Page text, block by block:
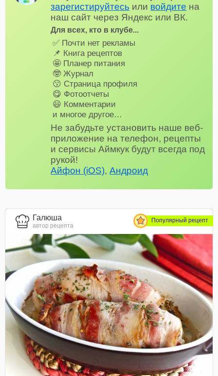
зарегистируйтесь или войдите на
наш сайт через Яндекс или ВК.
Для всех, кто в клубе...
✅ Почти нет рекламы
📌 Книга рецептов
🤩 Планер питания
🤓 Журнал
😗 Страница профиля
😋 Фотоотчеты
😃 Комментарии
и многое другое…
Не забудьте установить наше веб-
приложение на телефон, рецепты
и сервисы Аймкук будут всегда под
рукой!
Айфон (iOS),Андроид
Галюша
автор рецепта
Популярный рецепт